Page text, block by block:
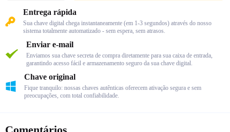
Entrega rápida
Sua chave digital chega instantaneamente (em 1-3 segundos) através do nosso
sistema totalmente automatizado - sem espera, sem atrasos.
Enviar e-mail
Enviamos sua chave secreta de compra diretamente para sua caixa de entrada,
garantindo acesso fácil e armazenamento seguro da sua chave digital.
Chave original
Fique tranquilo: nossas chaves autênticas oferecem ativação segura e sem
preocupações, com total confiabilidade.